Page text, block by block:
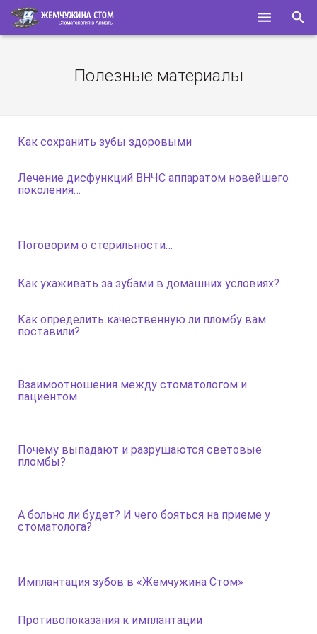
СПЕЦИАЛИСТЫ
КОНТАКТЫ
Полезные материалы
Как сохранить зубы здоровыми
Лечение дисфункций ВНЧС аппаратом новейшего
поколения…
Поговорим о стерильности…
Как ухаживать за зубами в домашних условиях?
Как определить качественную ли пломбу вам
поставили?
Взаимоотношения между стоматологом и
пациентом
Почему выпадают и разрушаются световые
пломбы?
А больно ли будет? И чего бояться на приеме у
стоматолога?
Имплантация зубов в «Жемчужина Стом»
Противопоказания к имплантации